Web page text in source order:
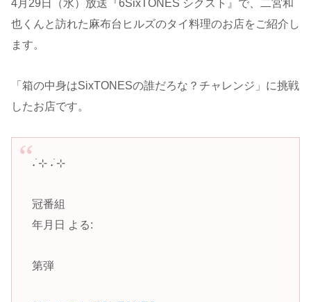
4月29日（水）放送『6SixTONES シクスト』で、二宮和
也くんと訪れた麻布台ヒルズのタイ料理のお店をご紹介し
ます。
「箱の中身はSixTONESの誰だろな？チャレンジ」に挑戦
したお店です。
˖ ࣪⊹ ˖ ࣪⊹
冠番組
年月日 よる:
第弾